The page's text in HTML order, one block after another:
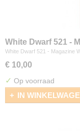
White Dwarf 521 -
White Dwarf 521 - Magazine
€ 10,00
✓ Op voorraad
IN